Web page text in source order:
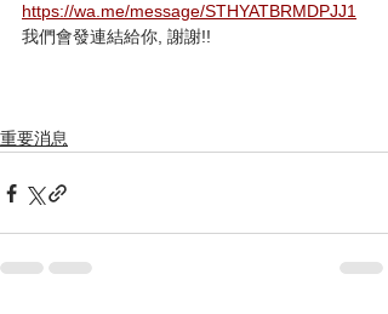
https://wa.me/message/STHYATBRMDPJJ1
我們會發連結給你, 謝謝!!
重要消息